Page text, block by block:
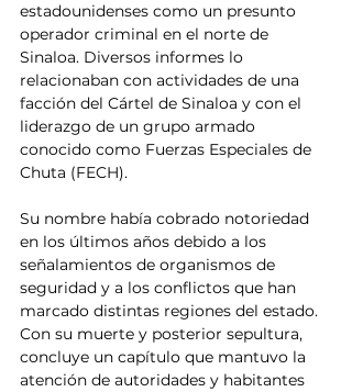
estadounidenses como un presunto
operador criminal en el norte de
Sinaloa. Diversos informes lo
relacionaban con actividades de una
facción del Cártel de Sinaloa y con el
liderazgo de un grupo armado
conocido como Fuerzas Especiales de
Chuta (FECH).
Su nombre había cobrado notoriedad
en los últimos años debido a los
señalamientos de organismos de
seguridad y a los conflictos que han
marcado distintas regiones del estado.
Con su muerte y posterior sepultura,
concluye un capítulo que mantuvo la
atención de autoridades y habitantes